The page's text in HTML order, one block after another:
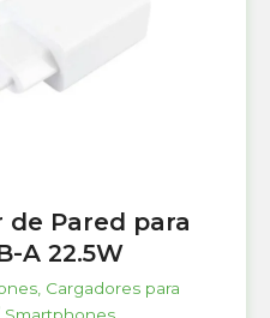
de Pared para
A 22.5W
, Cargadores para